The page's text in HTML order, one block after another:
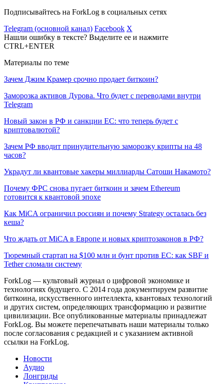
Подписывайтесь на ForkLog в социальных сетях
Telegram (основной канал) Facebook X
Нашли ошибку в тексте? Выделите ее и нажмите
CTRL+ENTER
Материалы по теме
Зачем Джим Крамер срочно продает биткоин?
Заморозка активов Дурова. Что будет с переводами внутри
Telegram
Новый закон в РФ и санкции ЕС: что теперь будет с
криптовалютой?
Зачем РФ вводит принудительную заморозку крипты на 48
часов?
Украдут ли квантовые хакеры миллиарды Сатоши Накамото?
Почему ФРС снова пугает биткоин и зачем Ethereum
готовится к квантовой эпохе
Как MiCA ограничил россиян и почему Strategy осталась без
кеша?
Что ждать от MiCA в Европе и новых криптозаконов в РФ?
Тюремный стартап на $100 млн и бунт против ЕС: как SBF и
Tether сломали систему
ForkLog — культовый журнал о цифровой экономике и
технологиях будущего. С 2014 года документируем развитие
биткоина, искусственного интеллекта, квантовых технологий
и других систем, определяющих трансформацию и развитие
цивилизации. Все опубликованные материалы принадлежат
ForkLog. Вы можете перепечатывать наши материалы только
после согласования с редакцией и с указанием активной
ссылки на ForkLog.
Новости
Аудио
Лонгриды